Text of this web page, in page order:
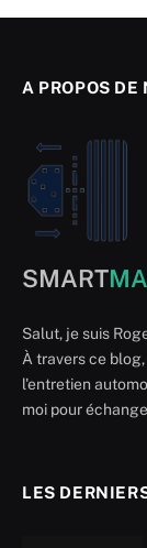
A PROPOS DE
SMART
Salut, je suis
À travers ce
l'entretien
moi pour
LES